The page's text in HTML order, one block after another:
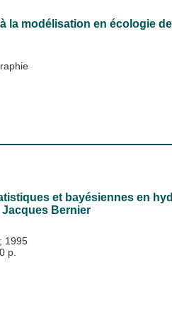
la modélisation en écologie
et bayésiennes en
Bernier
; 1995
p.